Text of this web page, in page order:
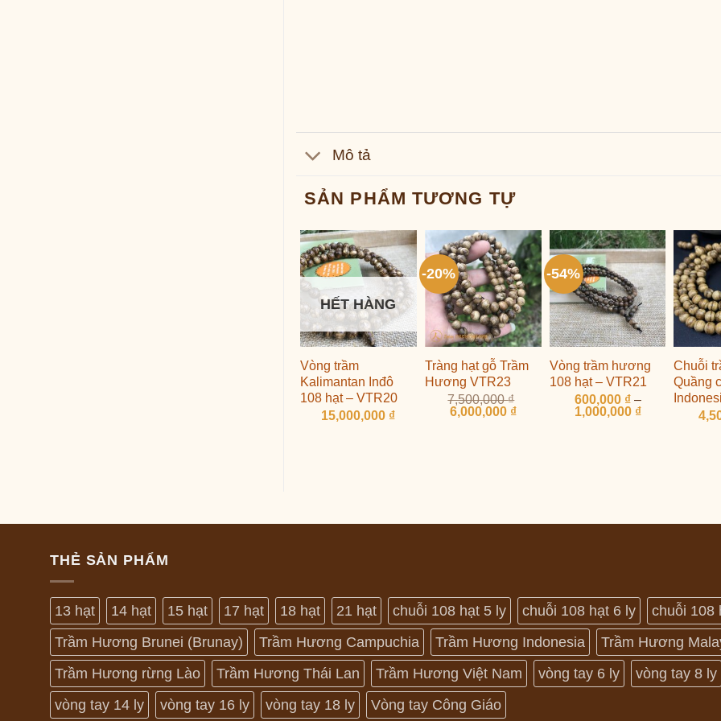
Mô tả
SẢN PHẨM TƯƠNG TỰ
HẾT HÀNG
Vòng trầm
Kalimantan Inđô
108 hạt – VTR20
15,000,000 ₫
-20%
Tràng hạt gỗ Trầm
Hương VTR23
7,500,000₫
Giá
6,000,000 ₫Giá
-54%
Vòng trầm hương
108 hạt – VTR21
600,000 ₫ –
1,000,000 ₫Khoảng
Chuỗi
Quầng
THẺ SẢN PHẨM
13 hạt 14 hạt 15 hạt 17 hạt 18 hạt 21 hạt chuỗi 108 hạt 5 ly chuỗi 108 hạt 6 ly
chuỗi 108
Trầm Hương Brunei (Brunay)
Trầm Hương Campuchia Trầm Hương Indonesia
Trầm Hương
Trầm Hương rừng Lào
Trầm Hương Thái Lan Trầm Hương Việt Nam vòng tay 6 ly
vòng tay 8 ly
vòng tay 14 ly
vòng tay 16 ly vòng tay 18 ly Vòng tay Công Giáo